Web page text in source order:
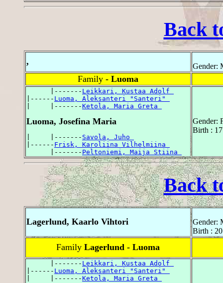
Back
, Gender:
Family - Luoma
      |-------
Leikkari, Kustaa Adolf
|------ Luoma, Aleksanteri "Santeri"
|     |-------Ketola, Maria Greta
Luoma, Josefina Maria
|     |------- Savola, Juho
|------ Frisk, Karoliina Vilhelmiina
      |-------
Peltoniemi, Maija Stiina
Gender:
Birth :
Back
Lagerlund, Kaarlo Vihtori
Gender:
Birth :
Family Lagerlund - Luoma
      |-------
Leikkari, Kustaa Adolf
|------ Luoma, Aleksanteri "Santeri"
|     |-------Ketola, Maria Greta